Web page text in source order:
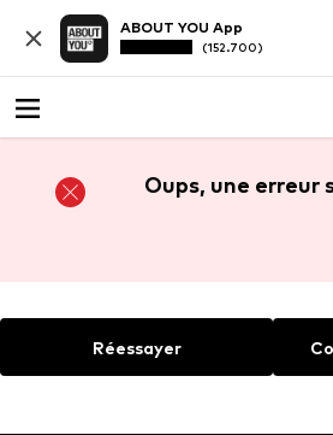
ABOUT YOU App
(152.700)
Oups, une erreur
Réessayer